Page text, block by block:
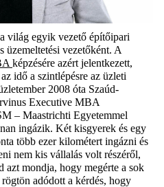
világ egyik vezető építőipari
üzemeltetési vezetőként. A
képzésére azért jelentkezett,
idő a szintlépésre az üzleti
2008 óta Szaúd-
Executive MBA
– Maastrichti Egyetemmel
ingázik. Két kisgyerek és egy
több ezer kilométert ingázni és
nem kis vállalás volt részéről,
azt mondja, hogy megérte a sok
adódott a kérdés, hogy